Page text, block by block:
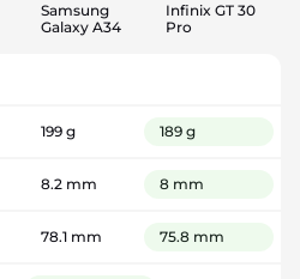
Samsung
Galaxy A34
Infinix GT 30
Pro
199 g 189 g
8.2 mm 8 mm
78.1 mm 75.8 mm